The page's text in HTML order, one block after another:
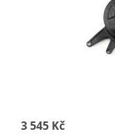
3 545 Kč